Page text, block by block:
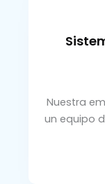
Nuestra
un equipo